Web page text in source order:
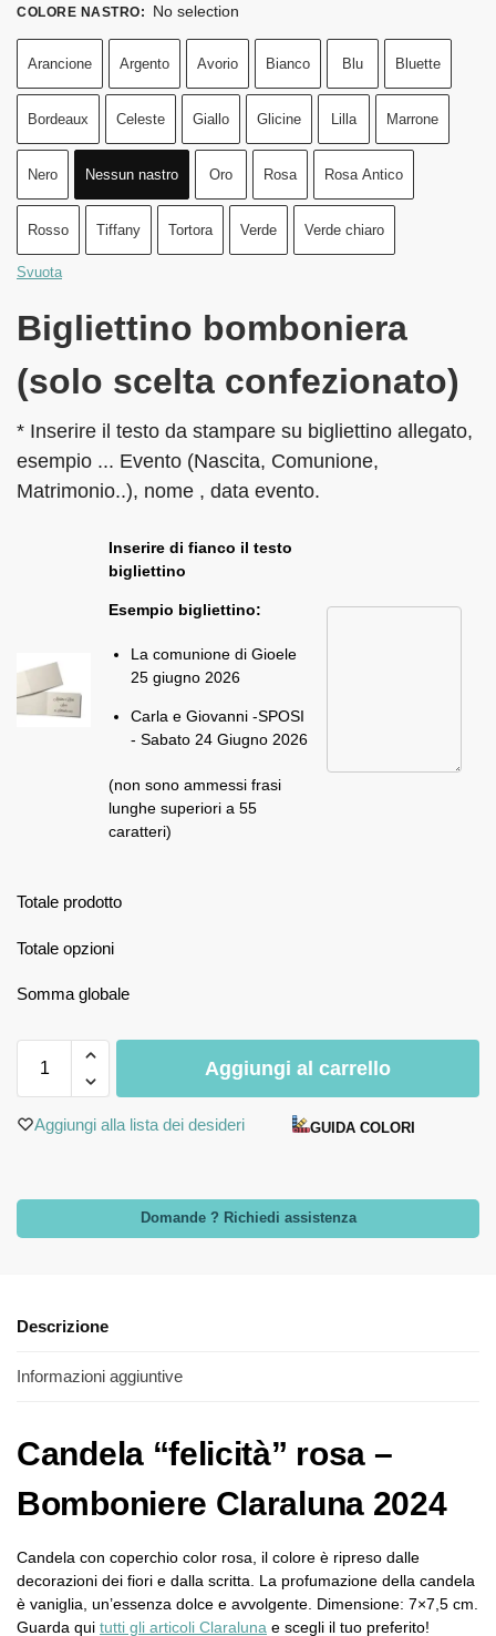
COLORE NASTRO: No selection
Arancione Argento Avorio Bianco Blu Bluette
Bordeaux Celeste Giallo Glicine Lilla Marrone
Nero Nessun nastro Oro Rosa Rosa Antico
Rosso Tiffany Tortora Verde Verde chiaro
Svuota
Bigliettino bomboniera
(solo scelta confezionato)
* Inserire il testo da stampare su bigliettino allegato,
esempio ... Evento (Nascita, Comunione,
Matrimonio..), nome , data evento.
Inserire di fianco il testo
bigliettino
Esempio bigliettino:
La comunione di Gioele
25 giugno 2026
Carla e Giovanni -SPOSI
- Sabato 24 Giugno 2026
(non sono ammessi frasi
lunghe superiori a 55
caratteri)
Totale prodotto
Totale opzioni
Somma globale
Aggiungi al carrello
Aggiungi alla lista dei desideri GUIDA COLORI
Domande ? Richiedi assistenza
Descrizione
Informazioni aggiuntive
Candela “felicità” rosa –
Bomboniere Claraluna 2024
Candela con coperchio color rosa, il colore è ripreso dalle
decorazioni dei fiori e dalla scritta. La profumazione della candela
è vaniglia, un’essenza dolce e avvolgente. Dimensione: 7×7,5 cm.
Guarda qui tutti gli articoli Claraluna e scegli il tuo preferito!